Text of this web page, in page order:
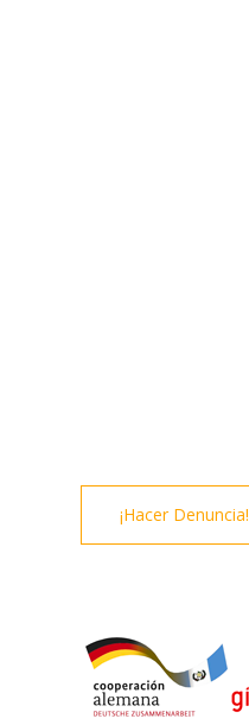
¡Hacer Denuncia!